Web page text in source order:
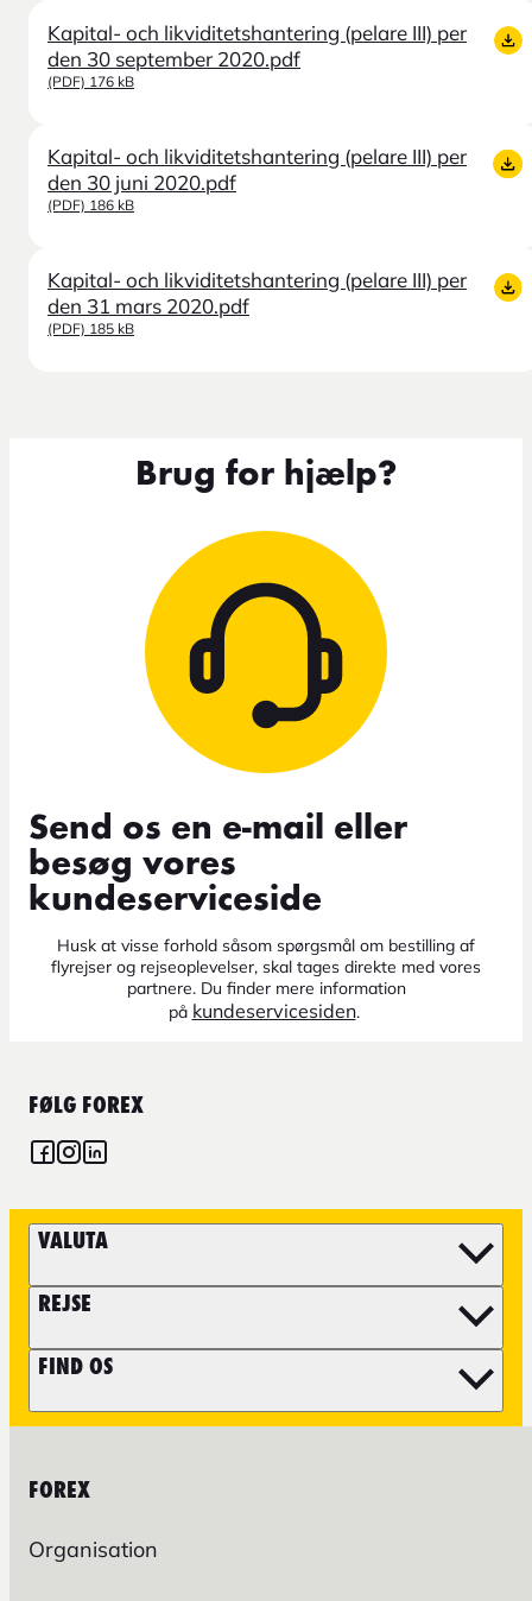
Kapital- och likviditetshantering (pelare III) per
den 30 september 2020.pdf
(PDF) 176 kB
Kapital- och likviditetshantering (pelare III) per
den 30 juni 2020.pdf
(PDF) 186 kB
Kapital- och likviditetshantering (pelare III) per
den 31 mars 2020.pdf
(PDF) 185 kB
Brug for hjælp?
Send os en e-mail eller
besøg vores
kundeserviceside
Husk at visse forhold såsom spørgsmål om bestilling af
flyrejser og rejseoplevelser, skal tages direkte med vores
partnere. Du finder mere information
på kundeservicesiden.
FØLG FOREX
VALUTA
REJSE
FIND OS
FOREX
Organisation